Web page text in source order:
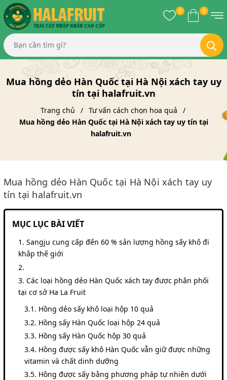
0 0
Mua hồng dẻo Hàn Quốc tại Hà Nội xách tay uy
tín tại halafruit.vn
Trang chủ
Tư vấn cách chọn hoa quả
Mua hồng dẻo Hàn Quốc tại Hà Nội xách tay uy tín tại
halafruit.vn
Mua hồng dẻo Hàn Quốc tại Hà Nội xách tay uy
tín tại halafruit.vn
MỤC LỤC BÀI VIẾT
Sangju cung cấp đến 60 % sản lượng hồng sấy khô đi
khắp thế giới
Các loại hồng dẻo Hàn Quốc xách tay được phân phối
tại cơ sở Ha La Fruit
Hồng dẻo sấy khô loại hộp 10 quả
Hồng sấy Hàn Quốc loại hộp 24 quả
Hồng sấy Hàn Quốc hộp 30 quả
Hồng được sấy khô Hàn Quốc vẫn giữ được những
vitamin và chất dinh dưỡng
Hồng được sấy bằng phương pháp tự nhiên dưới